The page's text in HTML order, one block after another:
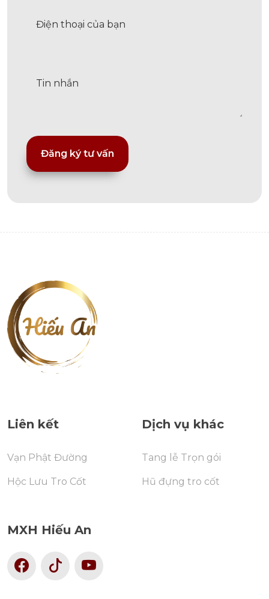
Liên kết
Vạn Phật Đường
Hộc Lưu Tro Cốt
Dịch vụ khác
Tang lễ Trọn gói
Hũ đựng tro cốt
MXH Hiếu An